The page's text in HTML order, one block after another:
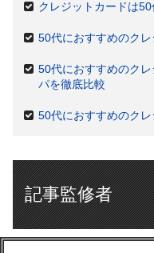
クレジットカードは
50代におすすめのク
50代におすすめのク
パを徹底比較
50代におすすめのク
記事監修者